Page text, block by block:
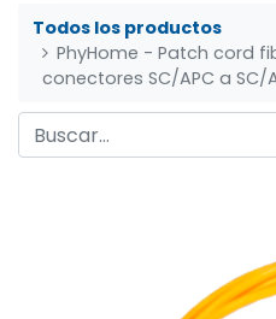
Todos los productos
PhyHome - Patch cord
conectores SC/APC a SC/